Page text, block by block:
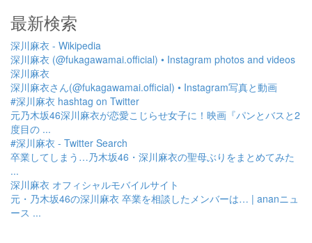
最新検索
深川麻衣 - Wikipedia
深川麻衣 (@fukagawamai.official) • Instagram photos and videos
深川麻衣
深川麻衣さん(@fukagawamai.official) • Instagram写真と動画
#深川麻衣 hashtag on Twitter
元乃木坂46深川麻衣が恋愛こじらせ女子に！映画『パンとバスと2
度目の ...
#深川麻衣 - Twitter Search
卒業してしまう…乃木坂46・深川麻衣の聖母ぶりをまとめてみた
...
深川麻衣 オフィシャルモバイルサイト
元・乃木坂46の深川麻衣 卒業を相談したメンバーは… | ananニュ
ース ...